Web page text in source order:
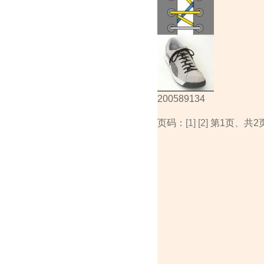
200589134
页码： [1] [2] 第1页、共2